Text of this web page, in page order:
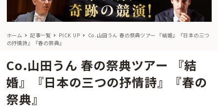
ホーム 記事一覧 PICK UP
Co.山田うん 春の祭典ツアー 『結婚』『日本の三つ
の抒情詩』『春の祭典』
Co.山田うん 春の祭典ツアー 『結
婚』『日本の三つの抒情詩』『春の
祭典』